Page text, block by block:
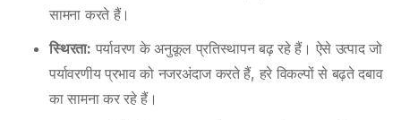
सामना करते हैं।
स्थिरता: पर्यावरण के अनुकूल प्रतिस्थापन बढ़ रहे हैं। ऐसे उत्पाद जो
पर्यावरणीय प्रभाव को नजरअंदाज करते हैं, हरे विकल्पों से बढ़ते दबाव
का सामना कर रहे हैं।